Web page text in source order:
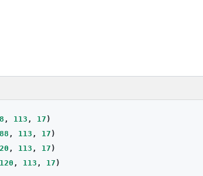
, 113 , 17 )
88 , 113 , 17 )
, 113 , 17 )
120 , 113 , 17 )